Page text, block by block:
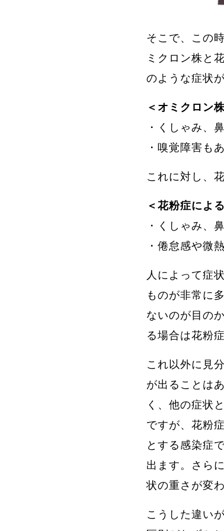
そこで、この
ミクロン株と
のような症状
＜オミクロン
・くしゃみ、
・嗅覚障害も
これに対し、
＜花粉症によ
・くしゃみ、
・倦怠感や微
人によって症
ものが非常に
ないのが目の
る場合は花粉
これ以外に見
が出ることは
く、他の症状
ですが、花粉
とする感染症
出ます。さら
状の重さが変
こうした違い